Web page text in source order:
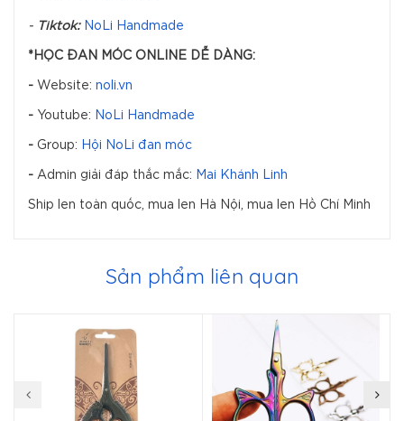
- Tiktok: NoLi Handmade
*HỌC ĐAN MÓC ONLINE DỄ DÀNG:
- Website: noli.vn
- Youtube: NoLi Handmade
- Group: Hội NoLi đan móc
- Admin giải đáp thắc mắc: Mai Khánh Linh
Ship len toàn quốc, mua len Hà Nội, mua len Hồ Chí Minh
Sản phẩm liên quan